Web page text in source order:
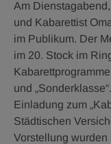
Am
und Kabarettist
im Publikum. Der
im 20. Stock im
Kabarettprogramme
und
Einladung zum
Städtischen
Vorstellung